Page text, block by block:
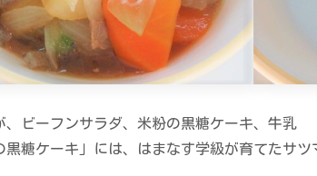
、ビーフンサラダ、米粉の黒糖ケーキ、牛乳
糖ケーキ」には、はまなす学級が育てたサツ